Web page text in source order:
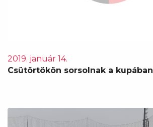
2019. január 14.
Csütörtökön sorsolnak a kupában